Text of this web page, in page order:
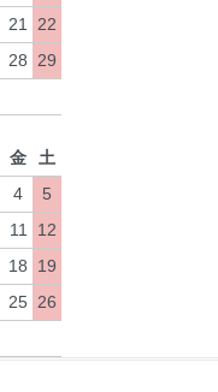
21 22
28 29
金
土
4
5
11
12
18
19
25 26